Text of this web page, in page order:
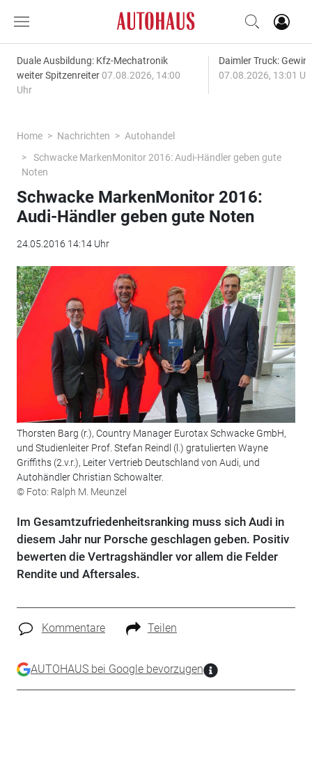
Duale Ausbildung: Kfz-Mechatronik
weiter Spitzenreiter 07.08.2026, 14:00
Uhr
Daimler Truck:
07.08.2026, 13:01
Home Nachrichten
Autohandel
Schwacke MarkenMonitor 2016: Audi-Händler geben gute
Noten
Schwacke MarkenMonitor 2016:
Audi-Händler geben gute Noten
24.05.2016 14:14 Uhr
Thorsten Barg (r.), Country Manager Eurotax Schwacke GmbH,
und Studienleiter Prof. Stefan Reindl (l.) gratulierten Wayne
Griffiths (2.v.r.), Leiter Vertrieb Deutschland von Audi, und
Autohändler Christian Schowalter.
© Foto: Ralph M. Meunzel
Im Gesamtzufriedenheitsranking muss sich Audi in
diesem Jahr nur Porsche geschlagen geben. Positiv
bewerten die Vertragshändler vor allem die Felder
Rendite und Aftersales.
Kommentare Teilen
AUTOHAUS bei Google bevorzugen